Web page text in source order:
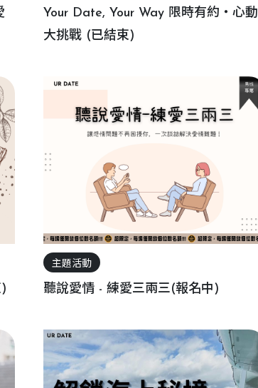
Your Date, Your Way 限時有約・心動
大挑戰 (已結束)
主題活動
聽說愛情 - 練愛三兩三(報名中)